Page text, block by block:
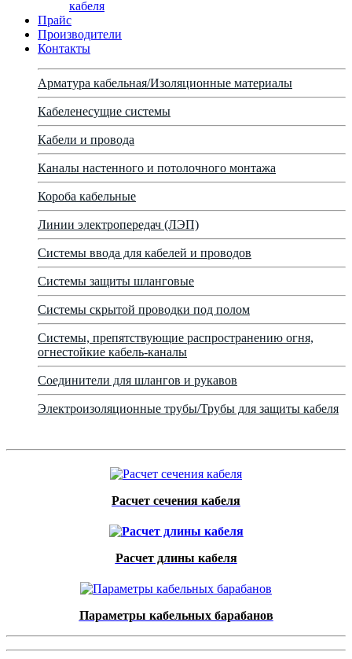
кабеля
Прайс
Производители
Контакты
Арматура кабельная/Изоляционные материалы
Кабеленесущие системы
Кабели и провода
Каналы настенного и потолочного монтажа
Короба кабельные
Линии электропередач (ЛЭП)
Системы ввода для кабелей и проводов
Системы защиты шланговые
Системы скрытой проводки под полом
Системы, препятствующие распространению огня,
огнестойкие кабель-каналы
Соединители для шлангов и рукавов
Электроизоляционные трубы/Трубы для защиты кабеля
Расчет сечения кабеля
Расчет длины кабеля
Параметры кабельных барабанов